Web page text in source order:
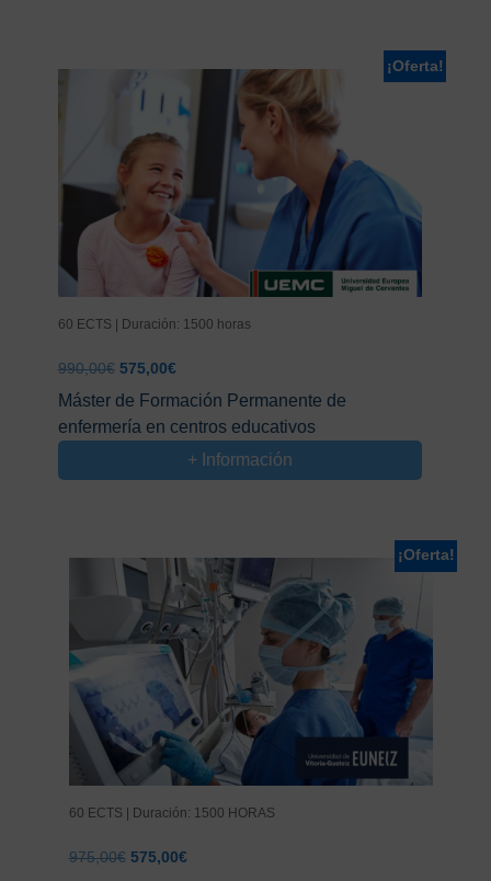
¡Oferta!
60 ECTS | Duración: 1500 horas
990,00€ El
original
era:
575,00€El
precio
actual
es:
575,00€.
Máster de Formación Permanente de
enfermería en centros educativos
+ Información
¡Oferta!
60 ECTS | Duración: 1500 HORAS
975,00€ El
575,00€El